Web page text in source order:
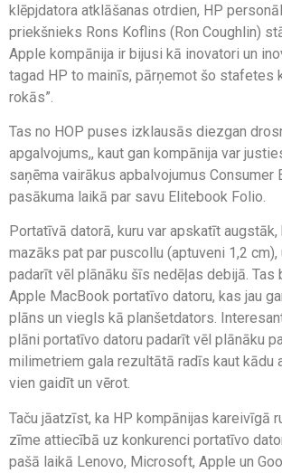
klēpjdatora atklāšanas otrdien, HP
priekšnieks Rons Koflins (Ron Coughlin)
Apple kompānija ir bijusi kā inovatori un
tagad HP to mainīs, pārņemot šo stafetes
rokās”.
Tas no HOP puses izklausās diezgan
apgalvojums,, kaut gan kompānija var
saņēma vairākus apbalvojumus Consumer
pasākuma laikā par savu Elitebook Folio.
Portatīvā datorā, kuru var apskatīt
mazāks pat par puscollu (aptuveni 1,2 cm),
padarīt vēl plānāku šīs nedēļas debijā. Tas
Apple MacBook portatīvo datoru, kas jau
plāns un viegls kā planšetdators.
plāni portatīvo datoru padarīt vēl plānāku
milimetriem gala rezultātā radīs kaut kādu
vien gaidīt un vērot.
Taču jāatzīst, ka HP kompānijas kareivīgā
zīme attiecībā uz konkurenci portatīvo
pašā laikā Lenovo, Microsoft, Apple un